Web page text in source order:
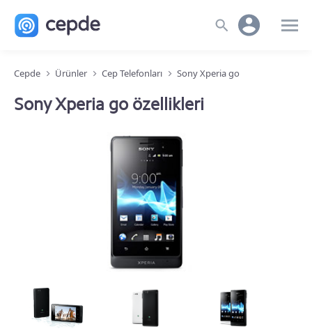
Cepde Ürünler Cep Telefonları Sony Xperia go
Sony Xperia go özellikleri